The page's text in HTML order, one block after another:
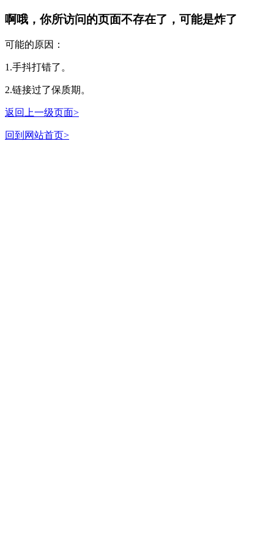
啊哦，你所访问的页面不存在了，可能是炸了
可能的原因：
1.手抖打错了。
2.链接过了保质期。
返回上一级页面>
回到网站首页>